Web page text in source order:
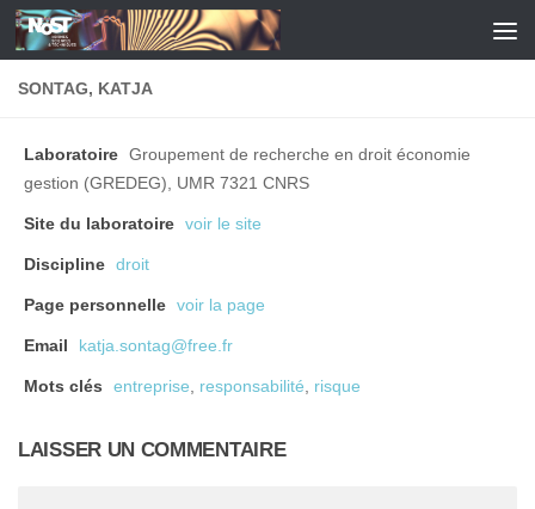
Skip to content
SONTAG, KATJA
Laboratoire Groupement de recherche en droit économie
gestion (GREDEG), UMR 7321 CNRS
Site du laboratoire voir le site
Discipline droit
Page personnelle voir la page
Email katja.sontag@free.fr
Mots clés entreprise, responsabilité, risque
LAISSER UN COMMENTAIRE